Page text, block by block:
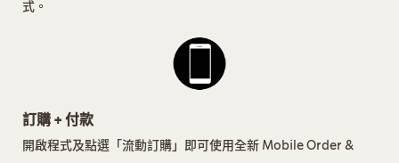
式。
訂購 + 付款
開啟程式及點選「流動訂購」即可使用全新 Mobile Order &